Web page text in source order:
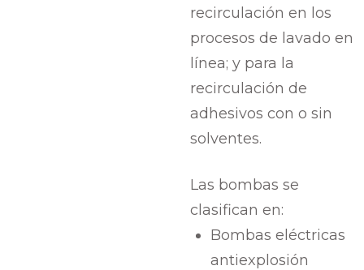
recirculación en los
procesos de lavado en
línea; y para la
recirculación de
adhesivos con o sin
solventes.
Las bombas se
clasifican en:
Bombas eléctricas
antiexplosión